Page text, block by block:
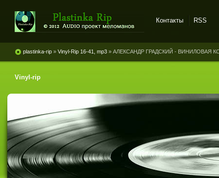
винила и магнитоальбомов
Контакты RSS
plastinka-rip » Vinyl-Rip 16-41, mp3 » АЛЕКСАНДР ГРАДСКИЙ - ВИНИЛОВАЯ
Vinyl-rip